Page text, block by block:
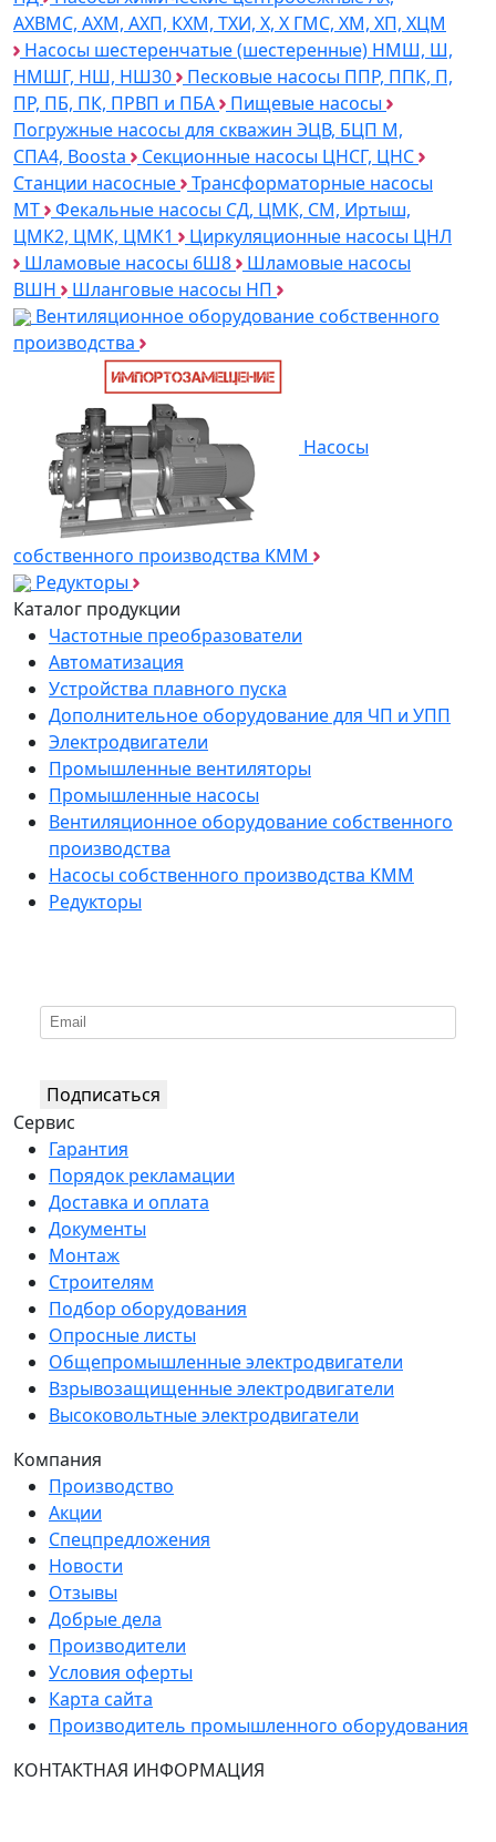
АХВМС, АХМ, АХП, КХМ, ТХИ, Х, Х ГМС, ХМ, ХП, ХЦМ
Насосы шестеренчатые (шестеренные) НМШ, Ш,
НМШГ, НШ, НШ30
Песковые насосы ППР, ППК, П,
ПР, ПБ, ПК, ПРВП и ПБА
Пищевые насосы
Погружные насосы для скважин ЭЦВ, БЦП М,
СПА4, Boosta
Секционные насосы ЦНСГ, ЦНС
Станции насосные
Трансформаторные насосы
МТ
Фекальные насосы СД, ЦМК, СМ, Иртыш,
ЦМК2, ЦМК, ЦМК1
Циркуляционные насосы ЦНЛ
Шламовые насосы 6Ш8
Шламовые насосы
ВШН
Шланговые насосы НП
Вентиляционное оборудование собственного
производства
Насосы
собственного производства KMM
Редукторы
Каталог продукции
Частотные преобразователи
Автоматизация
Устройства плавного пуска
Дополнительное оборудование для ЧП и УПП
Электродвигатели
Промышленные вентиляторы
Промышленные насосы
Вентиляционное оборудование собственного
производства
Насосы собственного производства KMM
Редукторы
Подписаться
Сервис
Гарантия
Порядок рекламации
Доставка и оплата
Документы
Монтаж
Строителям
Подбор оборудования
Опросные листы
Общепромышленные электродвигатели
Взрывозащищенные электродвигатели
Высоковольтные электродвигатели
Компания
Производство
Акции
Спецпредложения
Новости
Отзывы
Добрые дела
Производители
Условия оферты
Карта сайта
Производитель промышленного оборудования
КОНТАКТНАЯ ИНФОРМАЦИЯ